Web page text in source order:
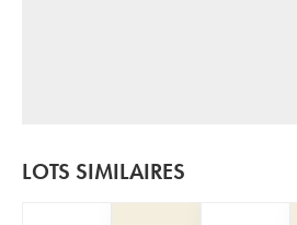
LOTS SIMILAIRES